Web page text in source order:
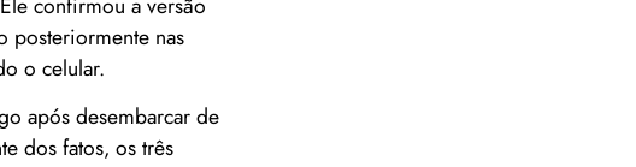
posteriormente nas
o celular.
após desembarcar de
dos fatos, os três